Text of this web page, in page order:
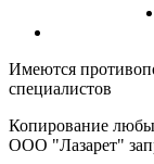
Имеются
специалистов
Копирование
ООО "Лазарет"